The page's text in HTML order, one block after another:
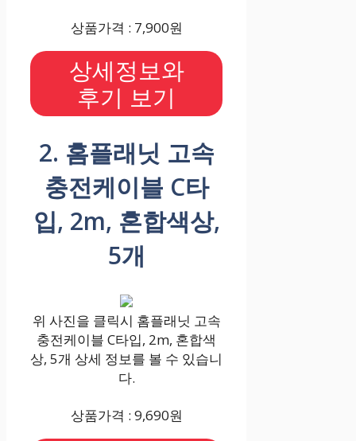
상품가격 : 7,900원
상세정보와
후기 보기
2. 홈플래닛 고속
충전케이블 C타
입, 2m, 혼합색상,
5개
위 사진을 클릭시 홈플래닛 고속
충전케이블 C타입, 2m, 혼합색
상, 5개 상세 정보를 볼 수 있습니
다.
상품가격 : 9,690원